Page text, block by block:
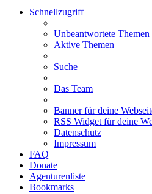
Schnellzugriff
Unbeantwortete Themen
Aktive Themen
Suche
Das Team
Banner für deine
RSS Widget für deine
Datenschutz
Impressum
FAQ
Donate
Agenturenliste
Bookmarks